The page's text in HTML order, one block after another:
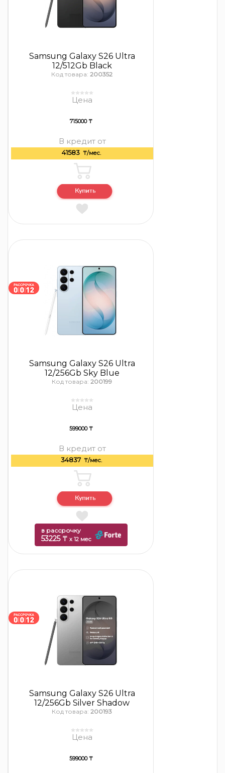
Samsung Galaxy S26 Ultra
12/512Gb Black
Код товара: 200352
Цена
715000 ₸
В кредит от
41583 ₸/мес.
Samsung Galaxy S26 Ultra
12/256Gb Sky Blue
Код товара: 200199
Цена
599000 ₸
В кредит от
34837 ₸/мес.
в рассрочку
53225 ₸ x 12 мес
Samsung Galaxy S26 Ultra
12/256Gb Silver Shadow
Код товара: 200193
Цена
599000 ₸